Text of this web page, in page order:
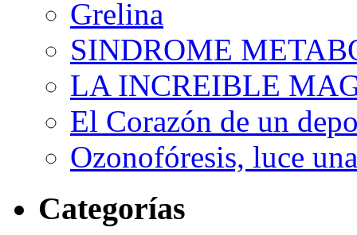
Grelina
SINDROME
LA INCREIBLE
El Corazón de un
Ozonofóresis, luce
Categorías